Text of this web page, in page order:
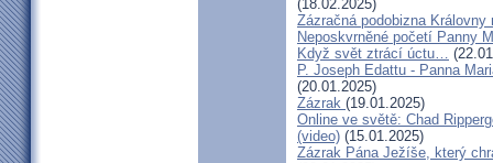
(18.02.2025)
Zázračná podobizna
Neposkvrněné početí Panny
Když svět ztrácí úctu…
P. Joseph Edattu - Panna
(20.01.2025)
Zázrak (19.01.2025)
Online ve světě: Chad
(video) (15.01.2025)
Zázrak Pána Ježíše, který